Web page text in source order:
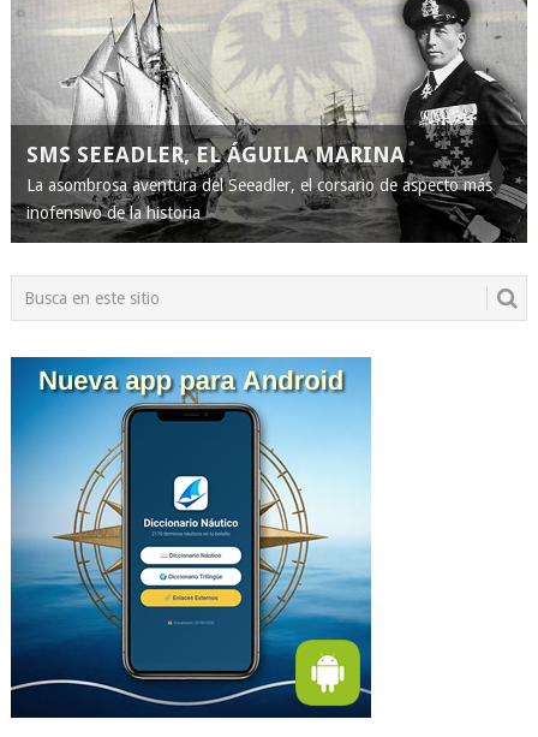
SMS SEEADLER, EL ÁGUILA MARINA
La asombrosa aventura del Seeadler, el corsario de aspecto más
inofensivo de la historia